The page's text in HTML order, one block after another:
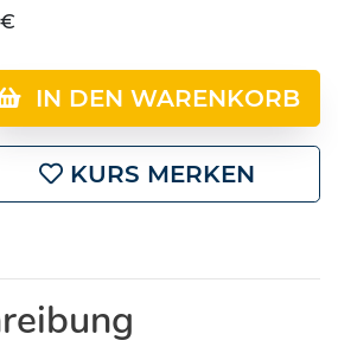
IN DEN WARENKORB
KURS MERKEN